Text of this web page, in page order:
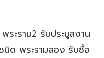
ระราม2 รับประมูลงาน
นิด พระรามสอง รับซื้อ